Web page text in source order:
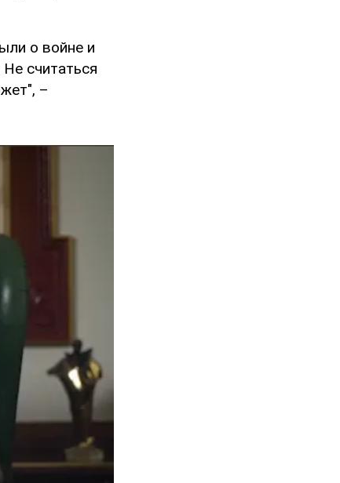
о войне и
считаться
–